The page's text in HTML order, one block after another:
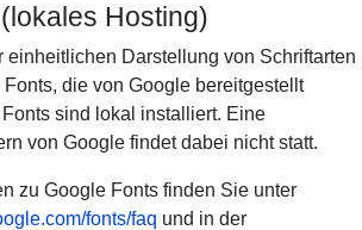
Hosting)
einheitlichen Darstellung von Schriftarten
die von Google bereitgestellt
sind lokal installiert. Eine
von Google findet dabei nicht statt.
zu Google Fonts finden Sie unter
fonts/faq und in der